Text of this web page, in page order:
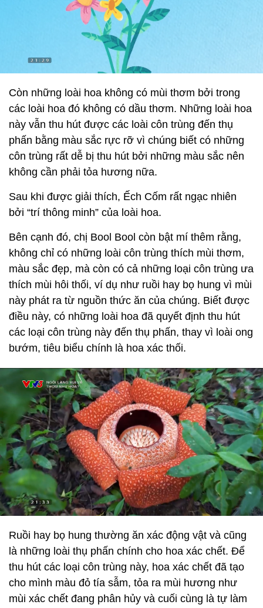
Còn những loài hoa không có mùi thơm bởi trong
các loài hoa đó không có dầu thơm. Những loài hoa
này vẫn thu hút được các loài côn trùng đến thụ
phấn bằng màu sắc rực rỡ vì chúng biết có những
côn trùng rất dễ bị thu hút bởi những màu sắc nên
không cần phải tỏa hương nữa.
Sau khi được giải thích, Ếch Cốm rất ngạc nhiên
bởi “trí thông minh” của loài hoa.
Bên cạnh đó, chị Bool Bool còn bật mí thêm rằng,
không chỉ có những loài côn trùng thích mùi thơm,
màu sắc đẹp, mà còn có cả những loại côn trùng ưa
thích mùi hôi thối, ví dụ như ruồi hay bọ hung vì mùi
này phát ra từ nguồn thức ăn của chúng. Biết được
điều này, có những loài hoa đã quyết định thu hút
các loại côn trùng này đến thụ phấn, thay vì loài ong
bướm, tiêu biểu chính là hoa xác thối.
Ruồi hay bọ hung thường ăn xác động vật và cũng
là những loài thụ phấn chính cho hoa xác chết. Để
thu hút các loại côn trùng này, hoa xác chết đã tạo
cho mình màu đỏ tía sẫm, tỏa ra mùi hương như
mùi xác chết đang phân hủy và cuối cùng là tự làm